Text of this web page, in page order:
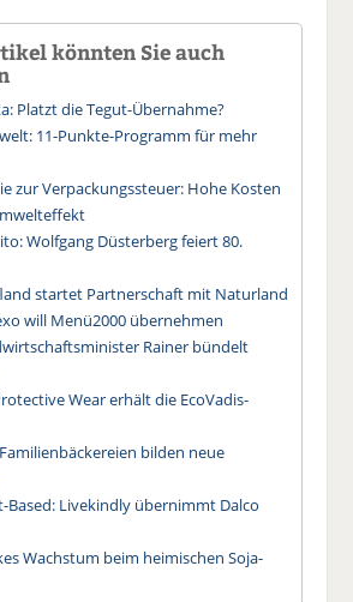
könnten Sie auch
Platzt die Tegut-Übernahme?
11-Punkte-Programm für mehr
zur Verpackungssteuer: Hohe Kosten
Wolfgang Düsterberg feiert 80.
startet Partnerschaft mit Naturland
will Menü2000 übernehmen
Rainer bündelt
Wear erhält die EcoVadis-
bilden neue
Based: Livekindly übernimmt Dalco
Wachstum beim heimischen Soja-